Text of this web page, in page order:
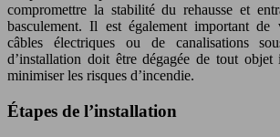
compromettre la stabilité du rehausse et
basculement. Il est également important de
câbles électriques ou de canalisations
d’installation doit être dégagée de tout
minimiser les risques d’incendie.
Étapes de l’installation